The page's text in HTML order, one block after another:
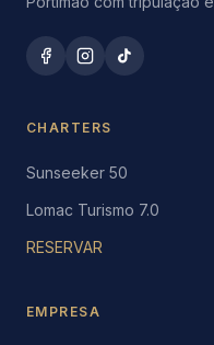
CHARTERS
Sunseeker 50
Lomac Turismo 7.0
RESERVAR
EMPRESA